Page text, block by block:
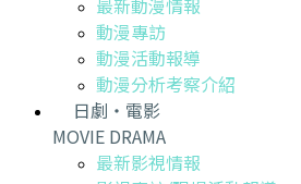
最新動漫情報
動漫專訪
動漫活動報導
動漫分析考察介紹
日劇・電影
MOVIE DRAMA
最新影視情報